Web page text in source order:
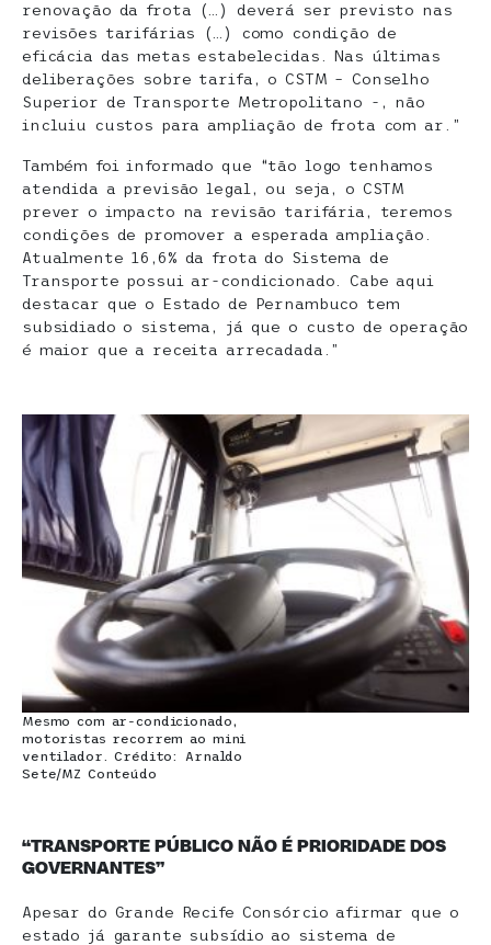
renovação da frota (…) deverá ser previsto nas
revisões tarifárias (…) como condição de
eficácia das metas estabelecidas. Nas últimas
deliberações sobre tarifa, o CSTM – Conselho
Superior de Transporte Metropolitano -, não
incluiu custos para ampliação de frota com ar.”
Também foi informado que “tão logo tenhamos
atendida a previsão legal, ou seja, o CSTM
prever o impacto na revisão tarifária, teremos
condições de promover a esperada ampliação.
Atualmente 16,6% da frota do Sistema de
Transporte possui ar-condicionado. Cabe aqui
destacar que o Estado de Pernambuco tem
subsidiado o sistema, já que o custo de operação
é maior que a receita arrecadada.”
Mesmo com ar-condicionado,
motoristas recorrem ao mini
ventilador. Crédito: Arnaldo
Sete/MZ Conteúdo
“TRANSPORTE PÚBLICO NÃO É PRIORIDADE DOS
GOVERNANTES”
Apesar do Grande Recife Consórcio afirmar que o
estado já garante subsídio ao sistema de